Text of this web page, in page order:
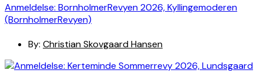
Anmeldelse: BornholmerRevyen 2026, Kyllingemoderen
(BornholmerRevyen)
By: Christian Skovgaard Hansen